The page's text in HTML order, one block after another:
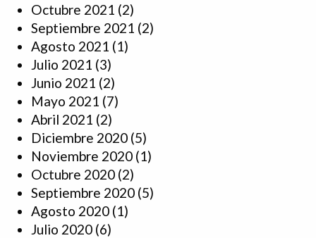
Octubre 2021 (2)
Septiembre 2021 (2)
Agosto 2021 (1)
Julio 2021 (3)
Junio 2021 (2)
Mayo 2021 (7)
Abril 2021 (2)
Diciembre 2020 (5)
Noviembre 2020 (1)
Octubre 2020 (2)
Septiembre 2020 (5)
Agosto 2020 (1)
Julio 2020 (6)